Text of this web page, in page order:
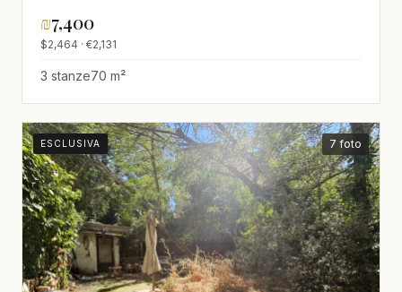
₪7,400
$2,464 · €2,131
3 stanze70 m²
ESCLUSIVA 7 foto